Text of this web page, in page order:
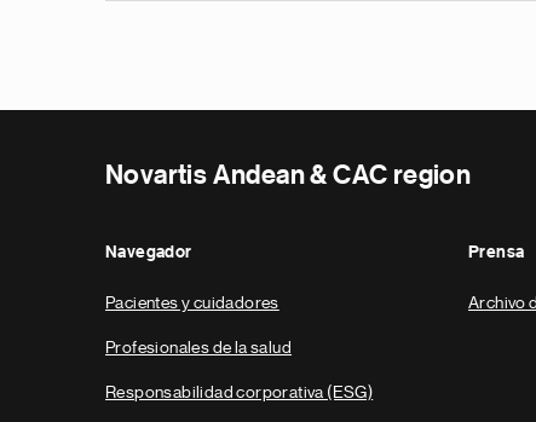
Novartis Andean & CAC region
Navegador
Pacientes y cuidadores
Profesionales de la salud
Responsabilidad corporativa (ESG)
Prensa
Archivo